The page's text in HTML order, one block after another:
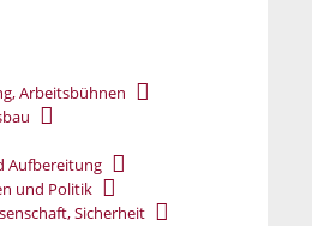
Arbeitsbühnen
Aufbereitung
und Politik
Sicherheit